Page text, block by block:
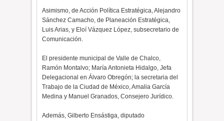
Asimismo, de Acción Política Estratégica, Alejandro
Sánchez Camacho, de Planeación Estratégica,
Luis Arias, y Eloí Vázquez López, subsecretario de
Comunicación.
El presidente municipal de Valle de Chalco,
Ramón Montalvo; María Antonieta Hidalgo, Jefa
Delegacional en Álvaro Obregón; la secretaria del
Trabajo de la Ciudad de México, Amalia García
Medina y Manuel Granados, Consejero Jurídico.
Además, Gilberto Ensástiga, diputado